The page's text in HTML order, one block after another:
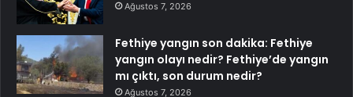
Ağustos 7, 2026
Fethiye yangın son dakika: Fethiye
yangın olayı nedir? Fethiye’de yangın
mı çıktı, son durum nedir?
Ağustos 7, 2026